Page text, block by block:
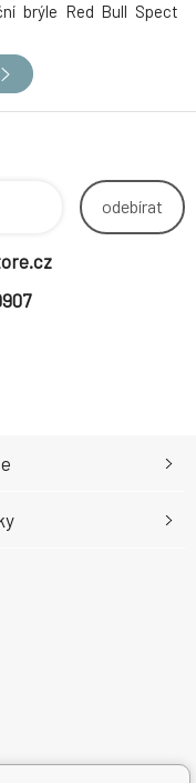
brýle Red Bull Spect
skly. Specifikace:
sklo Ochranný
UV400 Úroveň ochrany
odebírat